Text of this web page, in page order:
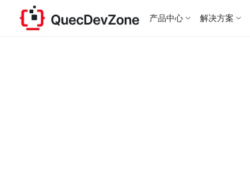
产品中心 解决方案